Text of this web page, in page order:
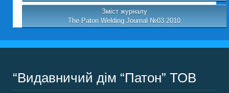
Зміст журналу
The Paton Welding Journal №03 2010
“Видавничий дім “Патон” ТОВ